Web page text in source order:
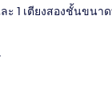
ะ 1 เตียงสองชั้นขนา